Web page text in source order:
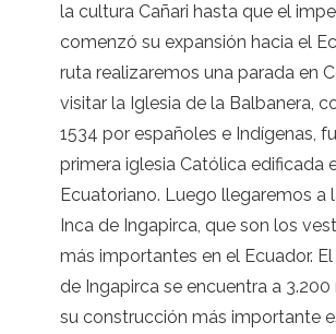
la cultura Cañari hasta que el
comenzó su expansión hacia el
ruta realizaremos una parada en
visitar la Iglesia de la Balbanera,
1534 por españoles e Indígenas,
primera iglesia Católica edificada
Ecuatoriano. Luego llegaremos a
Inca de Ingapirca, que son los
más importantes en el Ecuador.
de Ingapirca se encuentra a 3.200
su construcción más importante